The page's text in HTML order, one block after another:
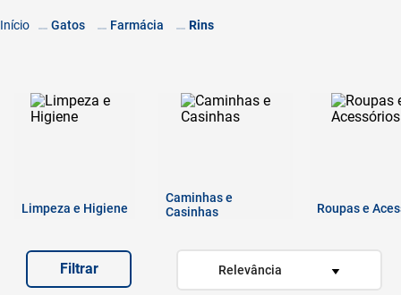
Gatos Farmácia Rins
Limpeza e Higiene
Caminhas e
Casinhas
Roupas e
Relevância
Filtrar
6º
ração úmida
9º
ração premier